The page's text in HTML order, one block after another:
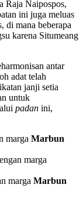
Raja Naipospos,
ini juga meluas
di mana beberapa
karena Situmeang
antar
adat telah
janji setia
untuk
padan ini,
marga Marbun
marga
marga Marbun